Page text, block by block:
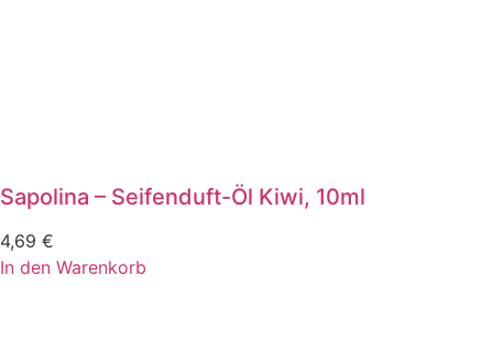
Sapolina – Seifenduft-Öl Kiwi, 10ml
4,69 €
In den Warenkorb